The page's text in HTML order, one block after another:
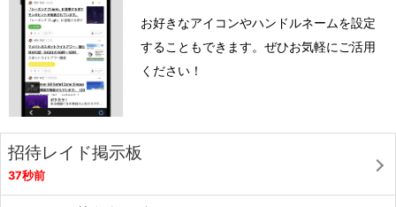
お好きなアイコンやハンドルネームを設定
することもできます。ぜひお気軽にご活用
ください！
招待レイド掲示板
37秒前